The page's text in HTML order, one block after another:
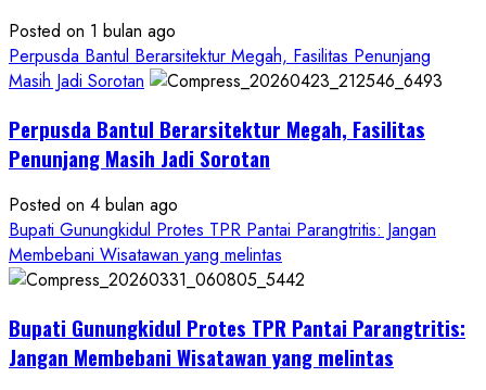
Diduga
Hanya
Separuhnya
Cair
ke
Ketum
PWRI
RI
Minta
Resmi
Posted on 1 bulan ago
Perpusda Bantul Berarsitektur Megah, Fasilitas Penunjang
Masih Jadi Sorotan
Perpusda Bantul Berarsitektur Megah, Fasilitas
Penunjang Masih Jadi Sorotan
Posted on 4 bulan ago
Bupati Gunungkidul Protes TPR Pantai Parangtritis: Jangan
Membebani Wisatawan yang melintas
Bupati Gunungkidul Protes TPR Pantai Parangtritis:
Jangan Membebani Wisatawan yang melintas